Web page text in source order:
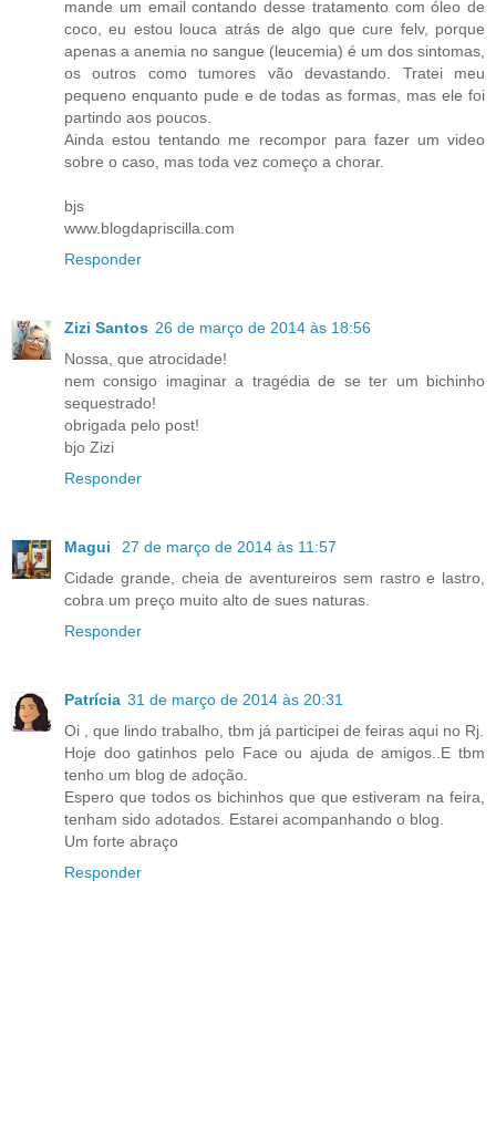
mande um email contando desse tratamento com óleo de
coco, eu estou louca atrás de algo que cure felv, porque
apenas a anemia no sangue (leucemia) é um dos sintomas,
os outros como tumores vão devastando. Tratei meu
pequeno enquanto pude e de todas as formas, mas ele foi
partindo aos poucos.
Ainda estou tentando me recompor para fazer um video
sobre o caso, mas toda vez começo a chorar.
bjs
www.blogdapriscilla.com
Responder
Zizi Santos 26 de março de 2014 às 18:56
Nossa, que atrocidade!
nem consigo imaginar a tragédia de se ter um bichinho
sequestrado!
obrigada pelo post!
bjo Zizi
Responder
Magui
27 de março de 2014 às 11:57
Cidade grande, cheia de aventureiros sem rastro e lastro,
cobra um preço muito alto de sues naturas.
Responder
Patrícia 31 de março de 2014 às 20:31
Oi , que lindo trabalho, tbm já participei de feiras aqui no Rj.
Hoje doo gatinhos pelo Face ou ajuda de amigos..E tbm
tenho um blog de adoção.
Espero que todos os bichinhos que que estiveram na feira,
tenham sido adotados. Estarei acompanhando o blog.
Um forte abraço
Responder